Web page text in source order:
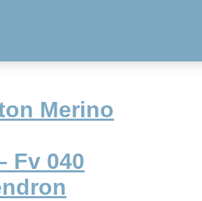
Merino
Fv 040